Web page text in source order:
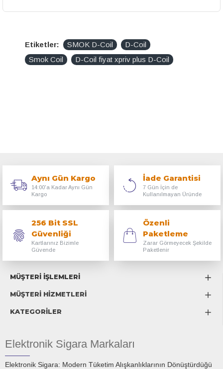
Etiketler: SMOK D-Coil
D-Coil
Smok Coil
D-Coil fiyat xpriv plus D-Coil
Aynı Gün Kargo
14:00'a Kadar Aynı Gün
Kargo
İade Garantisi
7 Gün İçin de
Kullanılmayan Üründe
256 Bit SSL
Güvenliği
Kartlarınız Bizimle
Güvende
Özenli
Paketleme
Zarar Görmeyecek Şekilde
Paketlenir
MÜŞTERİ İŞLEMLERİ
MÜŞTERİ HİZMETLERİ
KATEGORİLER
Elektronik Sigara Markaları
Elektronik Sigara: Modern Tüketim Alışkanlıklarının Dönüştürdüğü